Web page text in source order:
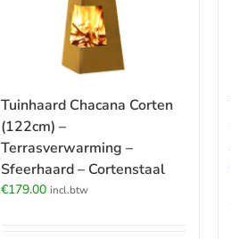
Tuinhaard Chacana Corten
(122cm) –
Terrasverwarming –
Sfeerhaard – Cortenstaal
€179.00 incl.btw